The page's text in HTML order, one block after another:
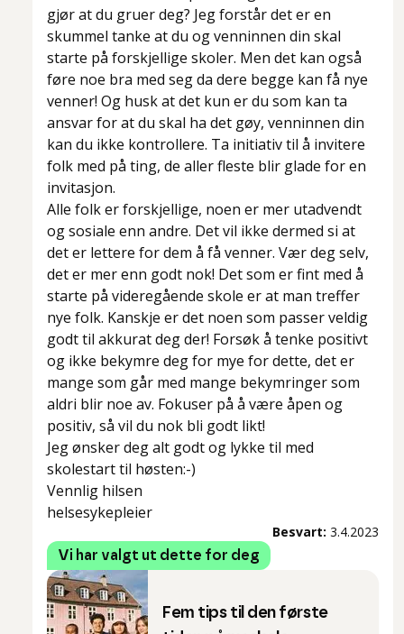
gjør at du gruer deg? Jeg forstår det er en
skummel tanke at du og venninnen din skal
starte på forskjellige skoler. Men det kan også
føre noe bra med seg da dere begge kan få nye
venner! Og husk at det kun er du som kan ta
ansvar for at du skal ha det gøy, venninnen din
kan du ikke kontrollere. Ta initiativ til å invitere
folk med på ting, de aller fleste blir glade for en
invitasjon.
Alle folk er forskjellige, noen er mer utadvendt
og sosiale enn andre. Det vil ikke dermed si at
det er lettere for dem å få venner. Vær deg selv,
det er mer enn godt nok! Det som er fint med å
starte på videregående skole er at man treffer
nye folk. Kanskje er det noen som passer veldig
godt til akkurat deg der! Forsøk å tenke positivt
og ikke bekymre deg for mye for dette, det er
mange som går med mange bekymringer som
aldri blir noe av. Fokuser på å være åpen og
positiv, så vil du nok bli godt likt!
Jeg ønsker deg alt godt og lykke til med
skolestart til høsten:-)
Vennlig hilsen
helsesykepleier
Besvart: 3.4.2023
Vi har valgt ut dette for deg
Fem tips til den første